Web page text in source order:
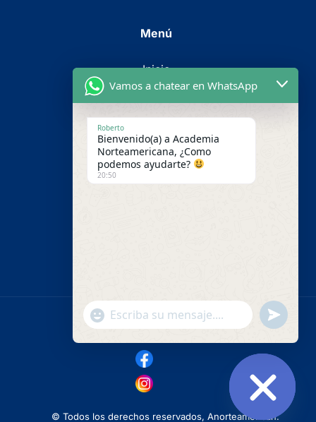
Menú
Inicio
Cursos
Metodología
Nosotros
Pago en línea
© Todos los derechos reservados, Anorteamerican.
Vamos a chatear en WhatsApp
Roberto
Bienvenido(a) a Academia
Norteamericana, ¿Como
podemos ayudarte?
20:50
"+chaty_settings.lang.emoji_picker+"
WhatsApp
undefined